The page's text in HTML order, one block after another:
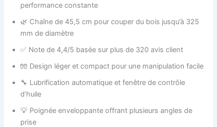
performance constante
🌿 Chaîne de 45,5 cm pour couper du bois jusqu’à 325
mm de diamètre
✅ Note de 4,4/5 basée sur plus de 320 avis client
🧤 Design léger et compact pour une manipulation facile
🔧 Lubrification automatique et fenêtre de contrôle
d’huile
💡 Poignée enveloppante offrant plusieurs angles de
prise